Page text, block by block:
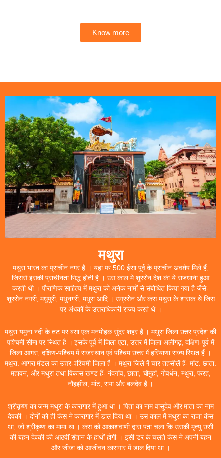
Know more
मथुरा
मथुरा भारत का प्राचीन नगर है । यहां पर 500 ईसा पूर्व के प्राचीन अवशेष मिले हैं,
जिससे इसकी प्राचीनता सिद्ध होती है । उस काल में शूरसेन देश की ये राजधानी हुआ
करती थी । पौराणिक साहित्य में मथुरा को अनेक नामों से संबोधित किया गया है जैसे-
शूरसेन नगरी, मधुपुरी, मधुनगरी, मधुरा आदि । उग्रसेन और कंस मथुरा के शासक थे जिस
पर अंधकों के उत्तराधिकारी राज्य करते थे ।
मथुरा यमुना नदी के तट पर बसा एक मनमोहक सुंदर शहर है । मथुरा जिला उत्तर प्रदेश की
पश्चिमी सीमा पर स्थित है । इसके पूर्व में जिला एटा, उत्तर में जिला अलीगढ़, दक्षिण-पूर्व में
जिला आगरा, दक्षिण-पश्चिम में राजस्थान एवं पश्चिम उत्तर में हरियाणा राज्य स्थित हैं ।
मथुरा, आगरा मंडल का उत्तर-पश्चिमी जिला है । मथुरा जिले में चार तहसीलें हैं- मांट, छाता,
महावन, और मथुरा तथा विकास खण्ड हैं- नंदगांव, छाता, चौमुहां, गोवर्धन, मथुरा, फरह,
नौहझील, मांट, राया और बलदेव हैं ।
श्रीकृष्ण का जन्म मथुरा के कारागार में हुआ था । पिता का नाम वासुदेव और माता का नाम
देवकी । दोनों को ही कंस ने कारागार में डाल दिया था । उस काल में मथुरा का राजा कंस
था, जो श्रीकृष्ण का मामा था । कंस को आकाशवाणी द्वारा पता चला कि उसकी मृत्यु उसी
की बहन देवकी की आठवीं संतान के हाथों होगी । इसी डर के चलते कंस ने अपनी बहन
और जीजा को आजीवन कारागार में डाल दिया था ।